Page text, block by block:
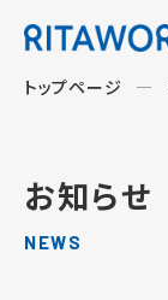
トップページ
お知らせ
NEWS